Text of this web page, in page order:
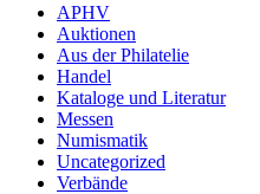
APHV
Auktionen
Aus der Philatelie
Handel
Kataloge und Literatur
Messen
Numismatik
Uncategorized
Verbände